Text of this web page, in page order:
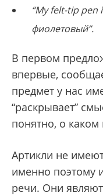
“My felt-tip pen
фиолетовый”.
В первом
впервые,
предмет у нас
“раскрывает”
понятно, о
Артикли не
именно поэтому
речи. Они